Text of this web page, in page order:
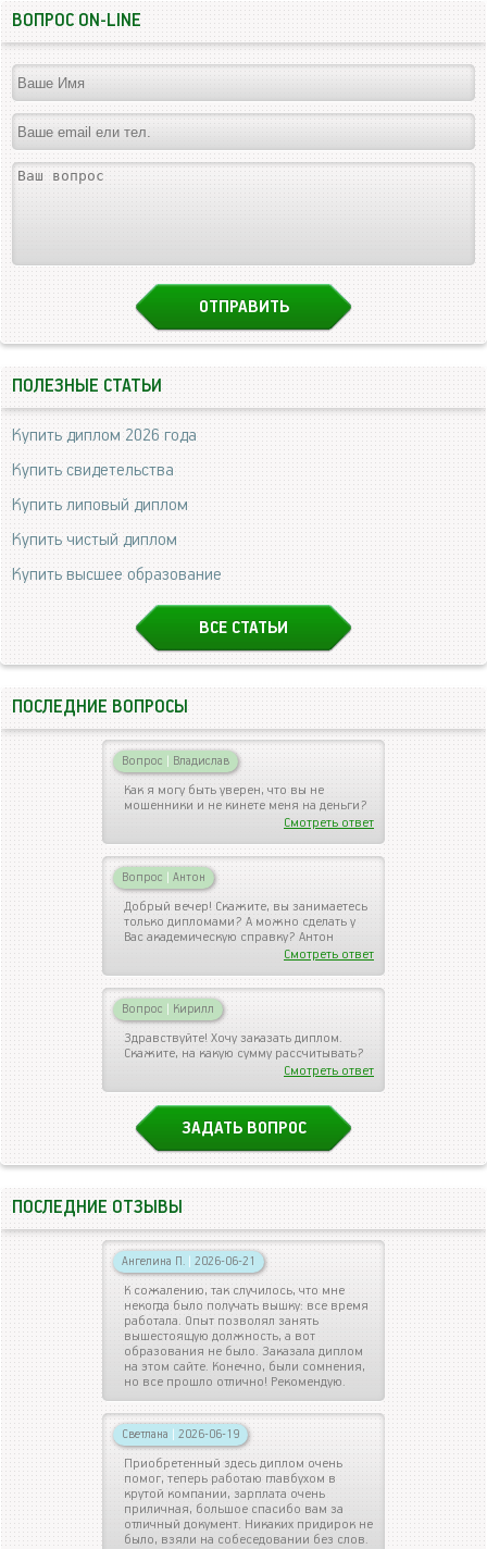
ВОПРОС ON-LINE
ПОЛЕЗНЫЕ СТАТЬИ
Купить диплом 2026 года
Купить свидетельства
Купить липовый диплом
Купить чистый диплом
Купить высшее образование
ВСЕ СТАТЬИ
ПОСЛЕДНИЕ ВОПРОСЫ
Вопрос | Владислав
Как я могу быть уверен, что вы не
мошенники и не кинете меня на деньги?
Смотреть ответ
Вопрос | Антон
Добрый вечер! Скажите, вы занимаетесь
только дипломами? А можно сделать у
Вас академическую справку? Антон
Смотреть ответ
Вопрос | Кирилл
Здравствуйте! Хочу заказать диплом.
Скажите, на какую сумму рассчитывать?
Смотреть ответ
ЗАДАТЬ ВОПРОС
ПОСЛЕДНИЕ ОТЗЫВЫ
Ангелина П. | 2026-06-21
К сожалению, так случилось, что мне
некогда было получать вышку: все время
работала. Опыт позволял занять
вышестоящую должность, а вот
образования не было. Заказала диплом
на этом сайте. Конечно, были сомнения,
но все прошло отлично! Рекомендую.
Светлана | 2026-06-19
Приобретенный здесь диплом очень
помог, теперь работаю главбухом в
крутой компании, зарплата очень
приличная, большое спасибо вам за
отличный документ. Никаких придирок не
было, взяли на собеседовании без слов.